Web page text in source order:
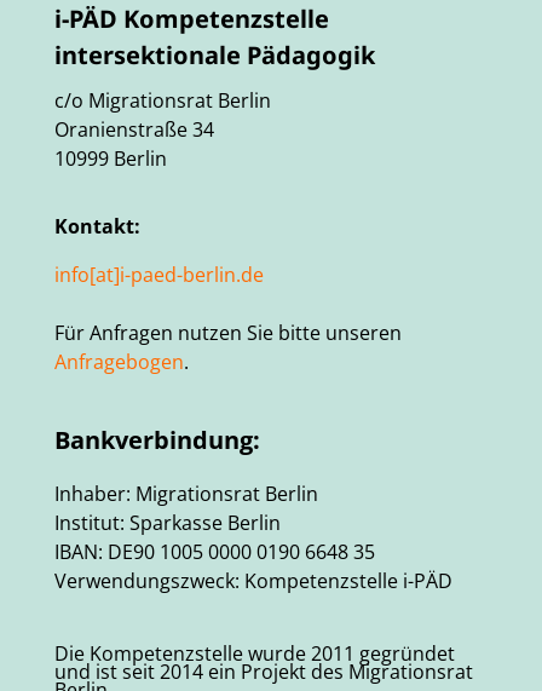
i-PÄD Kompetenzstelle
intersektionale Pädagogik
c/o Migrationsrat Berlin
Oranienstraße 34
10999 Berlin
Kontakt:
info[at]i-paed-berlin.de
Für Anfragen nutzen Sie bitte unseren
Anfragebogen.
Bankverbindung:
Inhaber: Migrationsrat Berlin
Institut: Sparkasse Berlin
IBAN: DE90 1005 0000 0190 6648 35
Verwendungszweck: Kompetenzstelle i-PÄD
Die Kompetenzstelle wurde 2011 gegründet
und ist seit 2014 ein Projekt des Migrationsrat